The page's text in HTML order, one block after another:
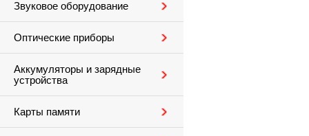
Звуковое оборудование
Оптические приборы
Аккумуляторы и зарядные
устройства
Карты памяти